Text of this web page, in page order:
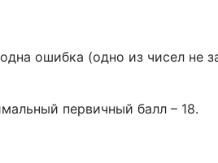
ошибка (одно из чисел не
первичный балл – 18.